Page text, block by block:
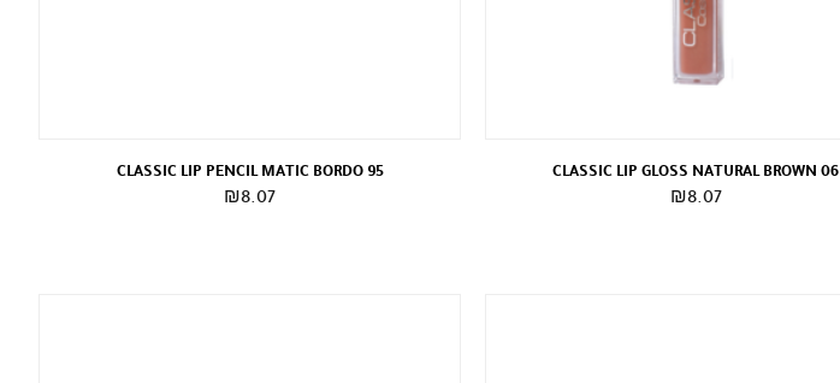
CLASSIC LIP GLOSS NATURAL BROWN 06
₪8.07
CLASSIC LIP PENCIL MATIC BORDO 95
₪8.07